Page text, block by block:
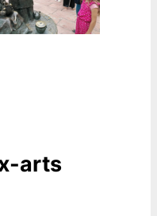
arts